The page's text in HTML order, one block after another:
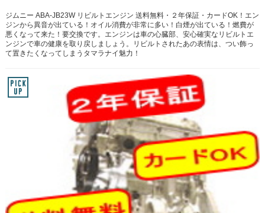
ジムニー ABA-JB23W リビルトエンジン 送料無料・２年保証・カードOK！エン
ジンから異音が出ている！オイル消費が非常に多い！白煙が出ている！燃費が
悪くなって来た！要交換です。エンジンは車の心臓部、安心確実なリビルトエ
ンジンで車の健康を取り戻しましょう。リビルトされたあの表情は、つい飾っ
て置きたくなってしまうタマラナイ魅力！